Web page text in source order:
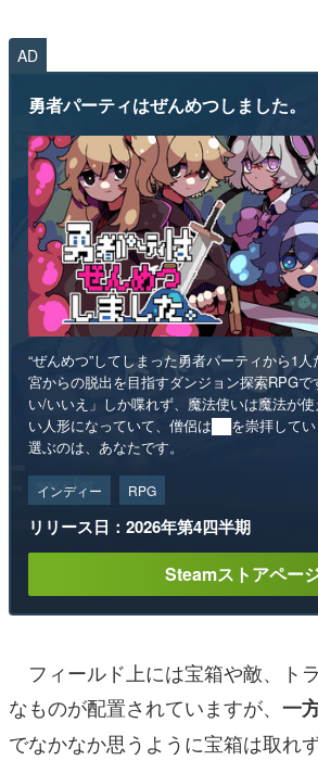
AD
勇者パーティはぜんめつしました。
“ぜんめつ”してしまった勇者パーティから1
宮からの脱出を目指すダンジョン探索RPG
い/いいえ」しか喋れず、魔法使いは魔法が
い人形になっていて、僧侶は██を崇拝して
選ぶのは、あなたです。
インディー RPG
リリース日：2026年第4四半期
Steamストアペー
フィールド上には宝箱や敵、ト
なものが配置されていますが、 一
でなかなか思うように宝箱は取れ